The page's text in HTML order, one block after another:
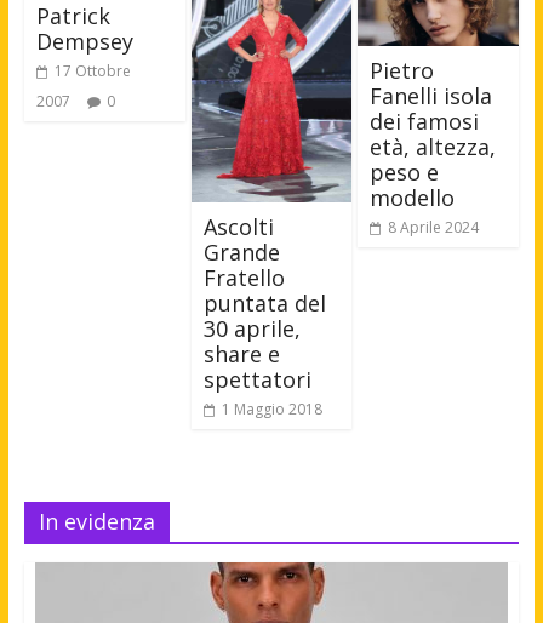
Patrick
Dempsey
17 Ottobre
2007
0
Ascolti
Grande
Fratello
puntata del
30 aprile,
share e
spettatori
1 Maggio 2018
Pietro
Fanelli isola
dei famosi
età, altezza,
peso e
modello
8 Aprile 2024
In evidenza